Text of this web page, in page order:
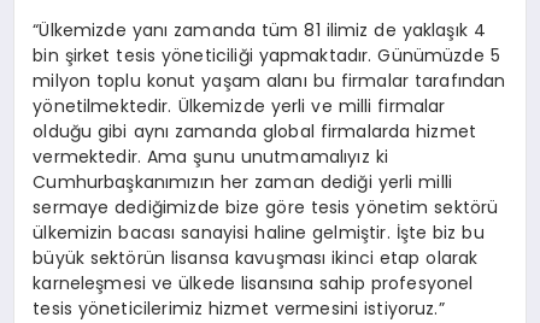
“Ülkemizde yanı zamanda tüm 81 ilimiz de yaklaşık 4
bin şirket tesis yöneticiliği yapmaktadır. Günümüzde 5
milyon toplu konut yaşam alanı bu firmalar tarafından
yönetilmektedir. Ülkemizde yerli ve milli firmalar
olduğu gibi aynı zamanda global firmalarda hizmet
vermektedir. Ama şunu unutmamalıyız ki
Cumhurbaşkanımızın her zaman dediği yerli milli
sermaye dediğimizde bize göre tesis yönetim sektörü
ülkemizin bacası sanayisi haline gelmiştir. İşte biz bu
büyük sektörün lisansa kavuşması ikinci etap olarak
karneleşmesi ve ülkede lisansına sahip profesyonel
tesis yöneticilerimiz hizmet vermesini istiyoruz.”